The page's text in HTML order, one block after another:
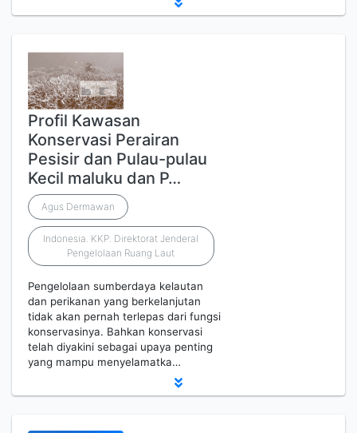
Profil Kawasan
Konservasi Perairan
Pesisir dan Pulau-pulau
Kecil maluku dan P…
Agus Dermawan
Indonesia. KKP. Direktorat Jenderal
Pengelolaan Ruang Laut
Pengelolaan sumberdaya kelautan
dan perikanan yang berkelanjutan
tidak akan pernah terlepas dari fungsi
konservasinya. Bahkan konservasi
telah diyakini sebagai upaya penting
yang mampu menyelamatka…